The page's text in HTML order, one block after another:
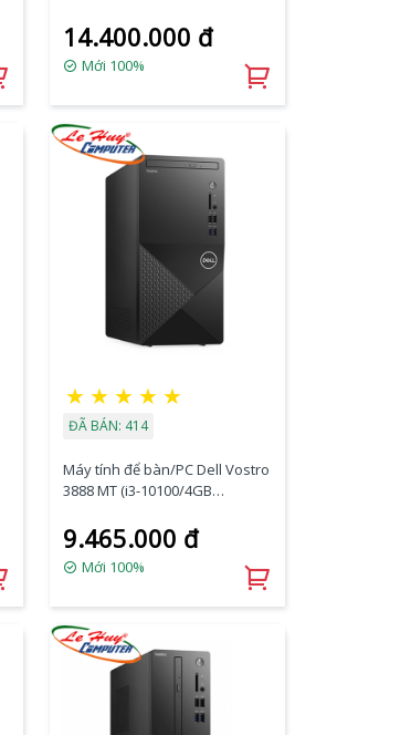
SSD/DVDRW/K+M/Ubuntu)
(70228813)
14.400.000 đ
Mới 100%
★ ★ ★ ★ ★
ĐÃ BÁN: 414
Máy tính để bàn/PC Dell Vostro
3888 MT (i3-10100/4GB
10) (70226498)
9.465.000 đ
Mới 100%